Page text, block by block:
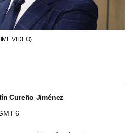
VIDEO)
Cureño Jiménez
6